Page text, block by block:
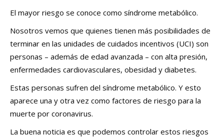
El mayor riesgo se conoce como síndrome metabólico.
Nosotros vemos que quienes tienen más posibilidades de
terminar en las unidades de cuidados incentivos (UCI) son
personas – además de edad avanzada – con alta presión,
enfermedades cardiovasculares, obesidad y diabetes.
Estas personas sufren del síndrome metabólico. Y esto
aparece una y otra vez como factores de riesgo para la
muerte por coronavirus.
La buena noticia es que podemos controlar estos riesgos